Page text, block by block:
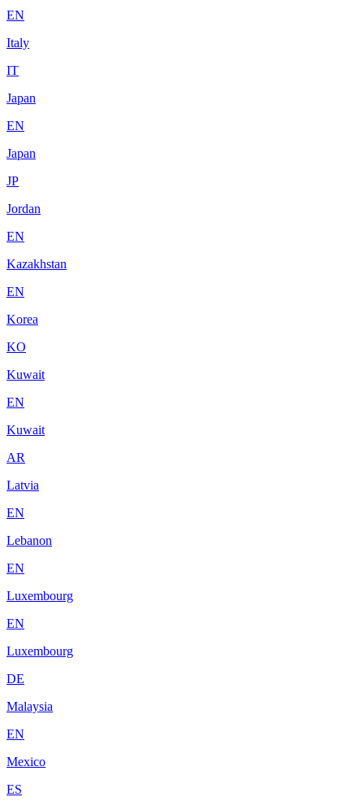
EN
Italy
IT
Japan
EN
Japan
JP
Jordan
EN
Kazakhstan
EN
Korea
KO
Kuwait
EN
Kuwait
AR
Latvia
EN
Lebanon
EN
Luxembourg
EN
Luxembourg
DE
Malaysia
EN
Mexico
ES